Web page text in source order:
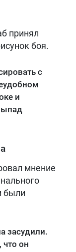
принял
боя.
с
и
мнение
были
засудили.
что он